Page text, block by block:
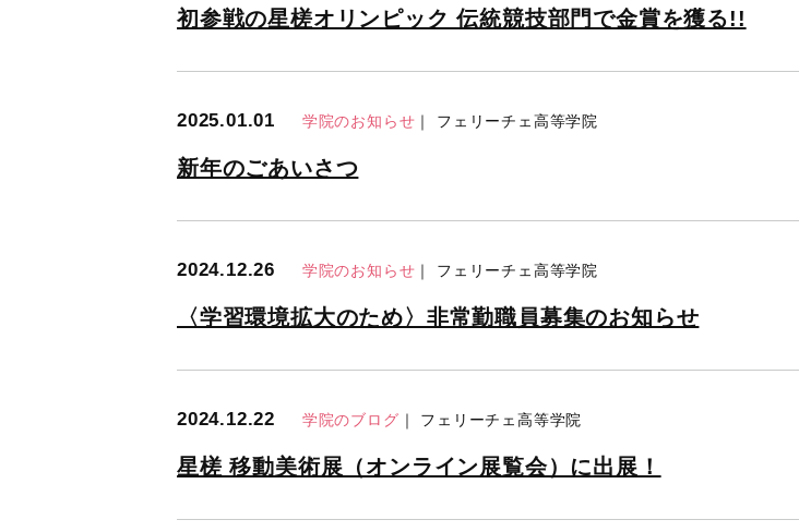
初参戦の星槎オリンピック 伝統競技部門で金賞を獲る!!
2025.01.01 学院のお知らせ ｜ フェリーチェ高等学院
新年のごあいさつ
2024.12.26 学院のお知らせ ｜ フェリーチェ高等学院
〈学習環境拡大のため〉非常勤職員募集のお知らせ
2024.12.22 学院のブログ ｜ フェリーチェ高等学院
星槎 移動美術展（オンライン展覧会）に出展！